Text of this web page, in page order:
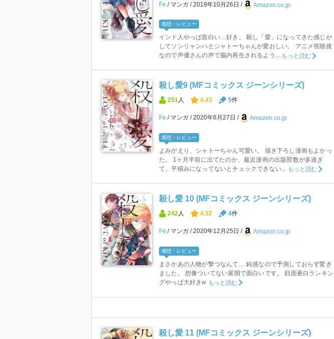
Fe マンガ 2019年10月26日 Amazon.co.jp
感想・レビュー
インド人やっぱ面白い…好き。 殺し「愛」になってきた感じが
してソンリャンハとシャトーちゃんが愛おしい。 アニメ視聴後
なので声優さんの声で脳内再生されるよう... もっと読む
殺し愛9 (MFコミックス ジーンシリーズ)
251人 4.43 5件
Fe マンガ 2020年6月27日 Amazon.co.jp
感想・レビュー
よみがえり、シャトーちゃん可愛い。 描き下ろし漫画もよかっ
た。 1ヶ月半前に出てたのか、最近漫画の出版部数が多過ぎ
て、平積みになってないとチェックできない... もっと読む
殺し愛 10 (MFコミックス ジーンシリーズ)
242人 4.32 4件
Fe マンガ 2020年12月25日 Amazon.co.jp
感想・レビュー
まさかあの人物が撃つなんて… 鈍感なので予測しておらず驚き
ました。 想像ついてない展開で面白いです。 顔面蒼白ランキン
グやっぱ大好きw もっと読む
殺し愛 11 (MFコミックス ジーンシリーズ)